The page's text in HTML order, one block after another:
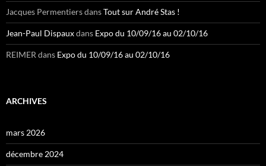
Jacques PermentiersdansTout sur André Stas !
Jean-Paul Dispauxdans Expo du 10/09/16 au 02/10/16
REIMER dans Expo du 10/09/16 au 02/10/16
ARCHIVES
mars 2026
décembre 2024